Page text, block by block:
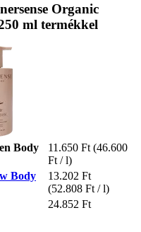
Organic
ml termékkel
Body
11.650 Ft (46.600
Ft / l)
Body
13.202 Ft
(52.808 Ft / l)
24.852 Ft